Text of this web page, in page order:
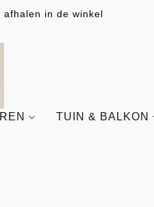
in de winkel
TUIN & BALKON